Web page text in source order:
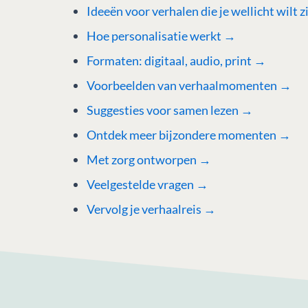
Ideeën voor verhalen die je wellicht wilt
Hoe personalisatie werkt →
Formaten: digitaal, audio, print →
Voorbeelden van verhaalmomenten →
Suggesties voor samen lezen →
Ontdek meer bijzondere momenten →
Met zorg ontworpen →
Veelgestelde vragen →
Vervolg je verhaalreis →